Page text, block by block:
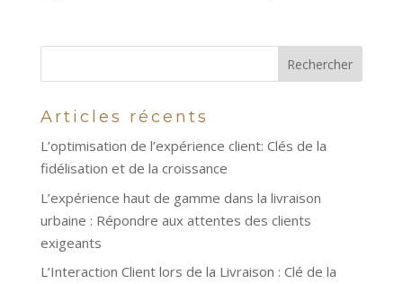
Articles récents
L’optimisation de l’expérience client: Clés de la
fidélisation et de la croissance
L’expérience haut de gamme dans la livraison
urbaine : Répondre aux attentes des clients
exigeants
L’Interaction Client lors de la Livraison : Clé de la